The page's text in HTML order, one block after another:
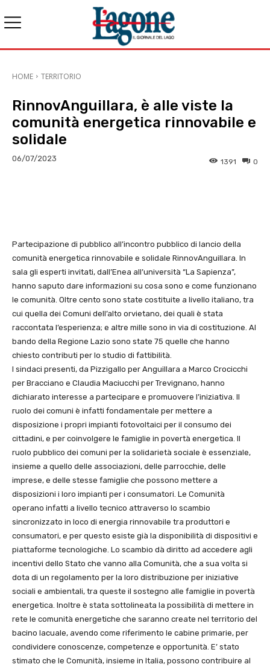
HOME TERRITORIO
RinnovAnguillara, è alle viste la
comunità energetica rinnovabile e
solidale
06/07/2023 0
1391
Partecipazione di pubblico all’incontro pubblico di lancio della
comunità energetica rinnovabile e solidale RinnovAnguillara. In
sala gli esperti invitati, dall’Enea all’università “La Sapienza”,
hanno saputo dare informazioni su cosa sono e come funzionano
le comunità. Oltre cento sono state costituite a livello italiano, tra
cui quella dei Comuni dell’alto orvietano, dei quali è stata
raccontata l’esperienza; e altre mille sono in via di costituzione. Al
bando della Regione Lazio sono state 75 quelle che hanno
chiesto contributi per lo studio di fattibilità.
I sindaci presenti, da Pizzigallo per Anguillara a Marco Crocicchi
per Bracciano e Claudia Maciucchi per Trevignano, hanno
dichiarato interesse a partecipare e promuovere l’iniziativa. Il
ruolo dei comuni è infatti fondamentale per mettere a
disposizione i propri impianti fotovoltaici per il consumo dei
cittadini, e per coinvolgere le famiglie in povertà energetica. Il
ruolo pubblico dei comuni per la solidarietà sociale è essenziale,
insieme a quello delle associazioni, delle parrocchie, delle
imprese, e delle stesse famiglie che possono mettere a
disposizioni i loro impianti per i consumatori. Le Comunità
operano infatti a livello tecnico attraverso lo scambio
sincronizzato in loco di energia rinnovabile tra produttori e
consumatori, e per questo esiste già la disponibilità di dispositivi e
piattaforme tecnologiche. Lo scambio dà diritto ad accedere agli
incentivi dello Stato che vanno alla Comunità, che a sua volta si
dota di un regolamento per la loro distribuzione per iniziative
sociali e ambientali, tra queste il sostegno alle famiglie in povertà
energetica. Inoltre è stata sottolineata la possibilità di mettere in
rete le comunità energetiche che saranno create nel territorio del
bacino lacuale, avendo come riferimento le cabine primarie, per
condividere conoscenze, competenze e opportunità. E’ stato
stimato che le Comunità, insieme in Italia, possono contribuire al